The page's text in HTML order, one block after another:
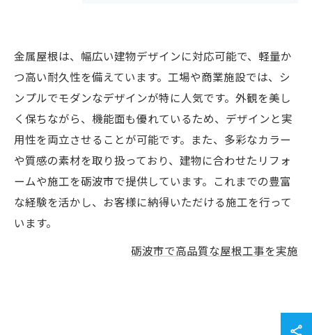
金属屋根は、幅広い建物デザインに対応可能で、軽量か
つ高い耐久性を備えています。工場や商業施設では、シ
ンプルでモダンなデザインが特に人気です。外観を美し
く保ちながら、機能面も優れているため、デザインと実
用性を両立させることが可能です。また、多彩なカラー
や質感の素材を取り扱っており、建物に合わせたリフォ
ームや施工を砺波市で提供しています。これまでの豊富
な経験を活かし、お客様に納得いただける施工を行って
います。
砺波市で高品質な屋根工事を実施